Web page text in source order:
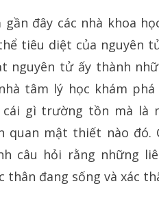
gần đây các nhà khoa
tiêu diệt của nguyên
nguyên tử ấy thành
tâm lý học khám
gì trường tồn mà là
quan mật thiết nào đó.
câu hỏi rằng những
thân đang sống và xác